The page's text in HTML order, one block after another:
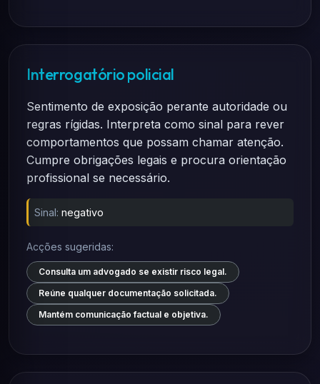
Interrogatório policial
Sentimento de exposição perante autoridade ou
regras rígidas. Interpreta como sinal para rever
comportamentos que possam chamar atenção.
Cumpre obrigações legais e procura orientação
profissional se necessário.
Sinal: negativo
Acções sugeridas:
Consulta um advogado se existir risco legal.
Reúne qualquer documentação solicitada.
Mantém comunicação factual e objetiva.